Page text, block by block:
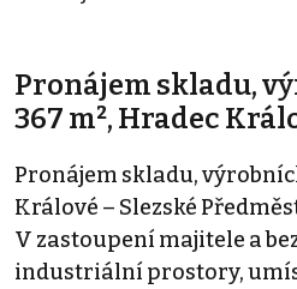
Pronájem skladu,
367 m², Hradec
Pronájem skladu,
Králové – Slezské
V zastoupení majitele a
industriální prostory,